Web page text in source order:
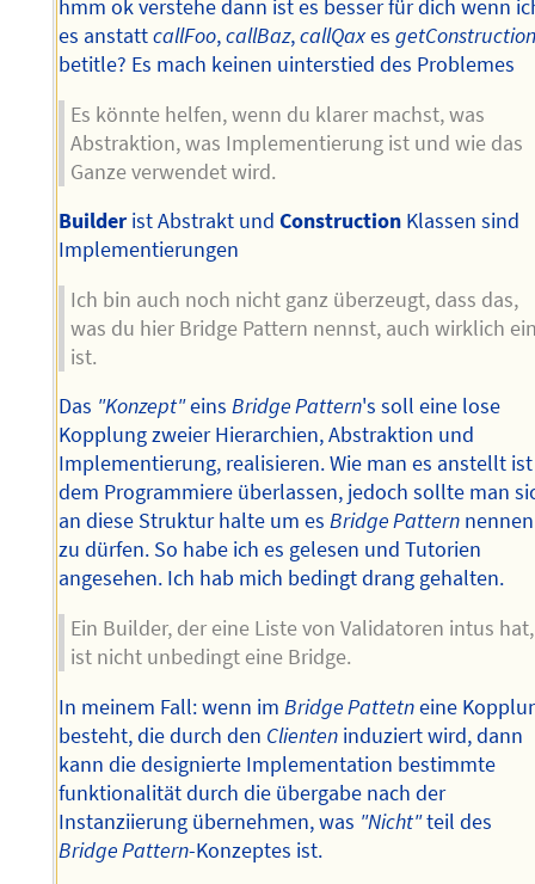
hmm ok verstehe dann ist es besser für dich wenn
es anstattcallFoo,callBaz,callQaxes
betitle? Es mach keinen uinterstied des Problemes
Es könnte helfen, wenn du klarer machst, was
Abstraktion, was Implementierung ist und wie das
Ganze verwendet wird.
Builder ist Abstrakt undConstruction Klassen sind
Implementierungen
Ich bin auch noch nicht ganz überzeugt, dass das,
was du hier Bridge Pattern nennst, auch wirklich
ist.
Das "Konzept"einsBridge Pattern's soll eine lose
Kopplung zweier Hierarchien, Abstraktion und
Implementierung, realisieren. Wie man es anstellt ist
dem Programmiere überlassen, jedoch sollte man
an diese Struktur halte um esBridge Pattern nennen
zu dürfen. So habe ich es gelesen und Tutorien
angesehen. Ich hab mich bedingt drang gehalten.
Ein Builder, der eine Liste von Validatoren intus hat,
ist nicht unbedingt eine Bridge.
In meinem Fall: wenn imBridge Pattetneine
besteht, die durch den Clienten induziert wird, dann
kann die designierte Implementation bestimmte
funktionalität durch die übergabe nach der
Instanziierung übernehmen, was "Nicht"teil des
Bridge Pattern-Konzeptes ist.